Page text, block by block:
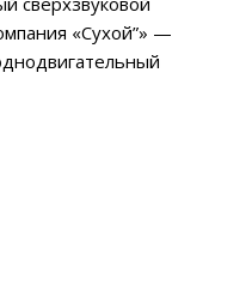
«Сухой”» —